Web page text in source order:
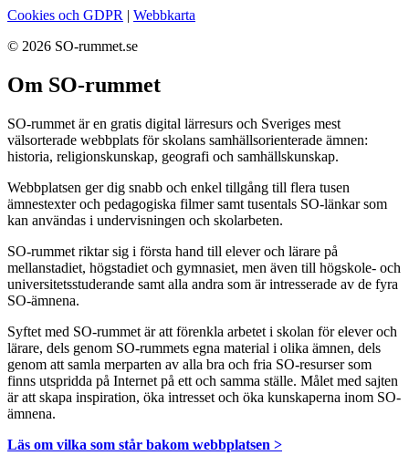
Cookies och GDPR | Webbkarta
© 2026 SO-rummet.se
Om SO-rummet
SO-rummet är en gratis digital lärresurs och Sveriges mest
välsorterade webbplats för skolans samhällsorienterade ämnen:
historia, religionskunskap, geografi och samhällskunskap.
Webbplatsen ger dig snabb och enkel tillgång till flera tusen
ämnestexter och pedagogiska filmer samt tusentals SO-länkar som
kan användas i undervisningen och skolarbeten.
SO-rummet riktar sig i första hand till elever och lärare på
mellanstadiet, högstadiet och gymnasiet, men även till högskole- och
universitetsstuderande samt alla andra som är intresserade av de fyra
SO-ämnena.
Syftet med SO-rummet är att förenkla arbetet i skolan för elever och
lärare, dels genom SO-rummets egna material i olika ämnen, dels
genom att samla merparten av alla bra och fria SO-resurser som
finns utspridda på Internet på ett och samma ställe. Målet med sajten
är att skapa inspiration, öka intresset och öka kunskaperna inom SO-
ämnena.
Läs om vilka som står bakom webbplatsen >